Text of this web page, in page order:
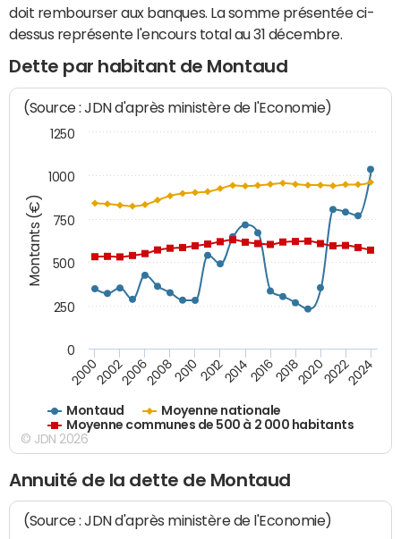
doit rembourser aux banques. La somme présentée ci-
dessus représente l'encours total au 31 décembre.
Dette par habitant de Montaud
Montants (€)
(Source : JDN d'après ministère de l'Economie)
Montaud
Moyenne nationale
Moyenne communes de 500 à 2 000 habitants
200020022006200820102012201420162018202020222024
0
250
500
750
1000
1250
© JDN 2026
Annuité de la dette de Montaud
(Source : JDN d'après ministère de l'Economie)